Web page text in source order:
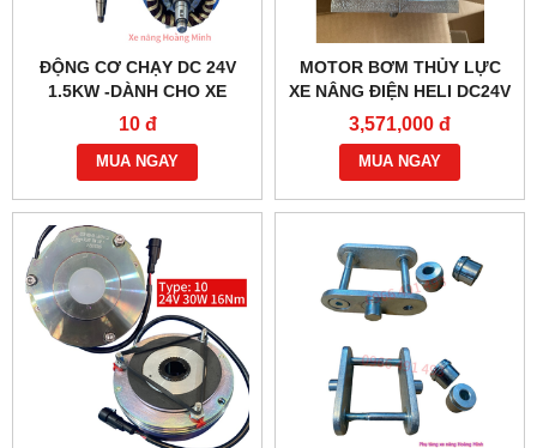
ĐỘNG CƠ CHẠY DC 24V
1.5KW -DÀNH CHO XE
NÂNG ĐIỆN HELI CBD30-
470 BỀN BỈ
10 đ
MUA NGAY
MOTOR BƠM THỦY LỰC
XE NÂNG ĐIỆN HELI DC24V
1.2KW- YC2412
3,571,000 đ
MUA NGAY